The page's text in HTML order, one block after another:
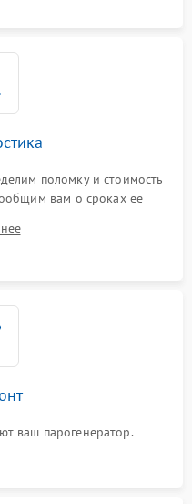
поломку и стоимость
вам о сроках ее
ваш парогенератор.